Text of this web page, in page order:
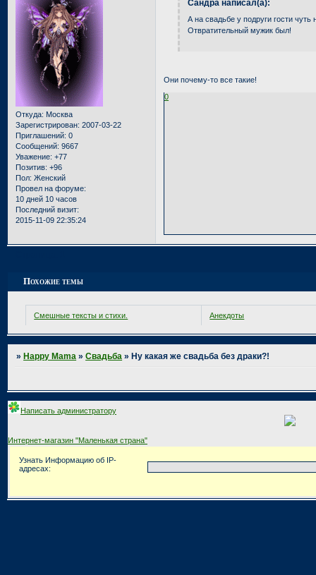
Откуда: Москва
Зарегистрирован: 2007-03-22
Приглашений: 0
Сообщений: 9667
Уважение: +77
Позитив: +96
Пол: Женский
Провел на форуме:
10 дней 10 часов
Последний визит:
2015-11-09 22:35:24
Сандра написал(а):
А на свадьбе у подруги гости
Отвратительный мужик был!
Они почему-то все такие!
0
Похожие темы
Смешные тексты и стихи. Анекдоты
»Happy Mama »Свадьба »Ну какая же свадьба без драки?!
Написать администратору
Интернет-магазин "Маленькая страна"
Узнать Информацию об IP-
адресах: